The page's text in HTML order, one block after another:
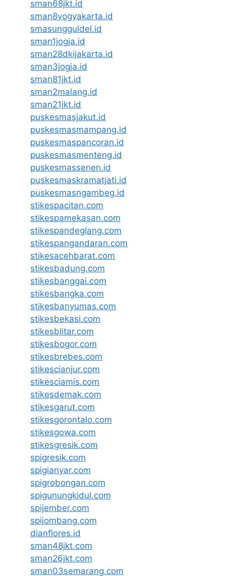
sman68jkt.id
sman8yogyakarta.id
smasungguldel.id
sman1jogja.id
sman28dkijakarta.id
sman3jogja.id
sman81jkt.id
sman2malang.id
sman21jkt.id
puskesmasjakut.id
puskesmasmampang.id
puskesmaspancoran.id
puskesmasmenteng.id
puskesmassenen.id
puskesmaskramatjati.id
puskesmasngambeg.id
stikespacitan.com
stikespamekasan.com
stikespandeglang.com
stikespangandaran.com
stikesacehbarat.com
stikesbadung.com
stikesbanggai.com
stikesbangka.com
stikesbanyumas.com
stikesbekasi.com
stikesblitar.com
stikesbogor.com
stikesbrebes.com
stikescianjur.com
stikesciamis.com
stikesdemak.com
stikesgarut.com
stikesgorontalo.com
stikesgowa.com
stikesgresik.com
spigresik.com
spigianyar.com
spigrobongan.com
spigunungkidul.com
spijember.com
spijombang.com
dianflores.id
sman48jkt.com
sman26jkt.com
sman03semarang.com